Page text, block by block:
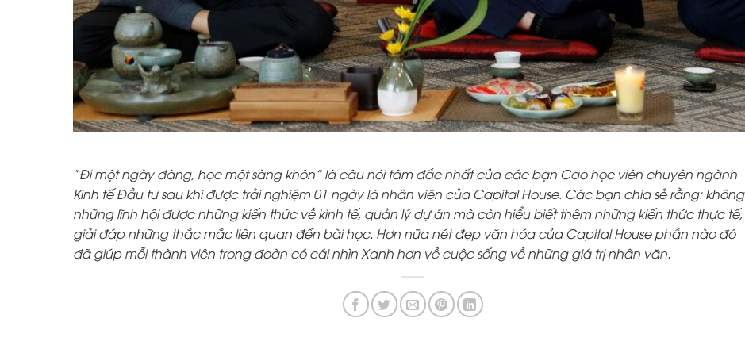
“Đi một ngày đàng, học một sàng khôn” là câu nói tâm đắc nhất của các bạn Cao học viên chuyên ngành
Kinh tế Đầu tư sau khi được trải nghiệm 01 ngày là nhân viên của Capital House. Các bạn chia sẻ rằng: không
những lĩnh hội được những kiến thức về kinh tế, quản lý dự án mà còn hiểu biết thêm những kiến thức thực tế,
giải đáp những thắc mắc liên quan đến bài học. Hơn nữa nét đẹp văn hóa của Capital House phần nào đó
đã giúp mỗi thành viên trong đoàn có cái nhìn Xanh hơn về cuộc sống về những giá trị nhân văn.